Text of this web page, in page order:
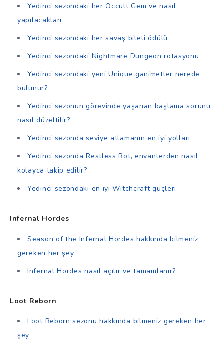
Yedinci sezondaki her Occult Gem ve nasıl
yapılacakları
Yedinci sezondaki her savaş bileti ödülü
Yedinci sezondaki Nightmare Dungeon rotasyonu
Yedinci sezondaki yeni Unique ganimetler nerede
bulunur?
Yedinci sezonun görevinde yaşanan başlama sorunu
nasıl düzeltilir?
Yedinci sezonda seviye atlamanın en iyi yolları
Yedinci sezonda Restless Rot, envanterden nasıl
kolayca takip edilir?
Yedinci sezondaki en iyi Witchcraft güçleri
Infernal Hordes
Season of the Infernal Hordes hakkında bilmeniz
gereken her şey
Infernal Hordes nasıl açılır ve tamamlanır?
Loot Reborn
Loot Reborn sezonu hakkında bilmeniz gereken her
şey